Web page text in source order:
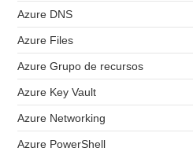
Azure DNS
Azure Files
Azure Grupo de recursos
Azure Key Vault
Azure Networking
Azure PowerShell